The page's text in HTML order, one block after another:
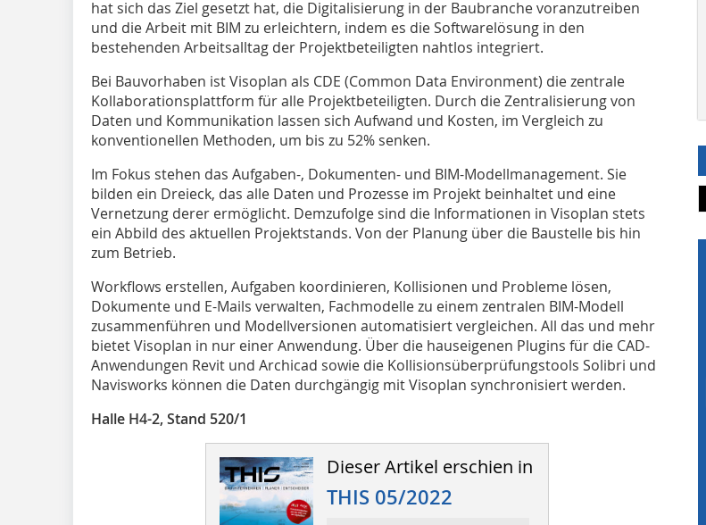
hat sich das Ziel gesetzt hat, die Digitalisierung in der Baubranche voranzutreiben
und die Arbeit mit BIM zu erleichtern, indem es die Softwarelösung in den
bestehenden Arbeitsalltag der Projektbeteiligten nahtlos integriert.
Bei Bauvorhaben ist Visoplan als CDE (Common Data Environment) die zentrale
Kollaborationsplattform für alle Projektbeteiligten. Durch die Zentralisierung von
Daten und Kommunikation lassen sich Aufwand und Kosten, im Vergleich zu
konventionellen Methoden, um bis zu 52% senken.
Im Fokus stehen das Aufgaben-, Dokumenten- und BIM-Modellmanagement. Sie
bilden ein Dreieck, das alle Daten und Prozesse im Projekt beinhaltet und eine
Vernetzung derer ermöglicht. Demzufolge sind die Informationen in Visoplan stets
ein Abbild des aktuellen Projektstands. Von der Planung über die Baustelle bis hin
zum Betrieb.
Workflows erstellen, Aufgaben koordinieren, Kollisionen und Probleme lösen,
Dokumente und E-Mails verwalten, Fachmodelle zu einem zentralen BIM-Modell
zusammenführen und Modellversionen automatisiert vergleichen. All das und mehr
bietet Visoplan in nur einer Anwendung. Über die hauseigenen Plugins für die CAD-
Anwendungen Revit und Archicad sowie die Kollisionsüberprüfungstools Solibri und
Navisworks können die Daten durchgängig mit Visoplan synchronisiert werden.
Halle H4-2, Stand 520/1
Dieser Artikel erschien in
THIS 05/2022